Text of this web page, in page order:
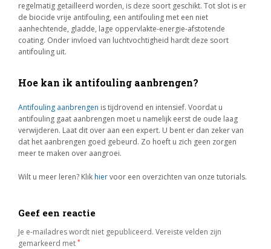
regelmatig getailleerd worden, is deze soort geschikt. Tot slot is er
de biocide vrije antifouling, een antifouling met een niet
aanhechtende, gladde, lage oppervlakte-energie-afstotende
coating. Onder invloed van luchtvochtigheid hardt deze soort
antifouling uit.
Hoe kan ik antifouling aanbrengen?
Antifouling aanbrengen is tijdrovend en intensief. Voordat u
antifouling gaat aanbrengen moet u namelijk eerst de oude laag
verwijderen. Laat dit over aan een expert. U bent er dan zeker van
dat het aanbrengen goed gebeurd. Zo hoeft u zich geen zorgen
meer te maken over aangroei.
Wilt u meer leren? Klik hiervoor een overzichten van onze tutorials.
Geef een reactie
Je e-mailadres wordt niet gepubliceerd. Vereiste velden zijn
gemarkeerd met *